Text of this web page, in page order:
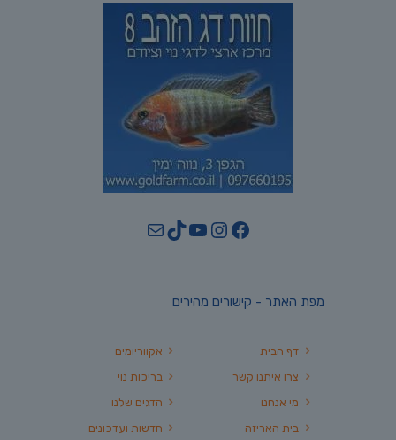
Facebook
Instagram
YouTube
TikTok
Mail
מפת האתר - קישורים מהירים
אקווריומים
בריכות נוי
הדגים שלנו
חדשות ועדכונים
דף הבית
צרו איתנו קשר
מי אנחנו
בית האריזה